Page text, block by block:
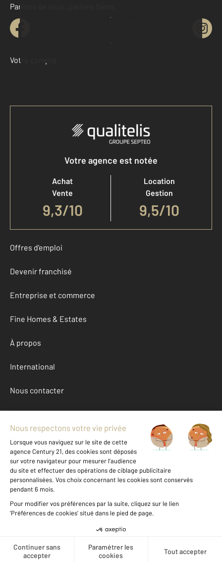
Téléphoner
Contacter l'agence
Demander une estimation
Parlons de vous, parlons biens
Votre compte :
Accéder à mon compte
Votre agence est notée
Achat
Vente
9,3/10
Location
Gestion
9,5/10
Offres d'emploi
Devenir franchisé
Entreprise et commerce
Fine Homes & Estates
À propos
International
Nous contacter
Mentions légales & CGU et Barèmes d'honoraires
Données personnelles
Gestionnaire des cookies
Location appartement autour de RIOM (63200)